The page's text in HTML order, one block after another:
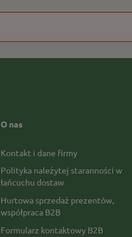
O nas
Kontakt i dane firmy
Polityka należytej staranności w
łańcuchu dostaw
Hurtowa sprzedaż prezentów,
współpraca B2B
Formularz kontaktowy B2B